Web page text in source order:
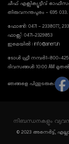
ചീഫ് എക്സിക്യൂട്ടീവ്
തിരുവനന്തപുരം - 695 033.
ഫോൺ: 0471 - 2338077,
ഫാക്സ്: 0471-2329853
ഇമെയിൽ : info@anert.in
ടോൾ ഫ്രീ നമ്പർ:1-800-
ദിവസങ്ങൾ: 10:00 AM മുതൽ
ഞങ്ങളെ പിന്തുടരുക:
നിബന്ധനകളും
© 2023 അനെർട്ട്,